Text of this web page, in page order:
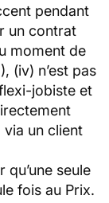
pendant
un contrat
moment de
(iv) n’est pas
jobiste et
un client
seule
fois au Prix.